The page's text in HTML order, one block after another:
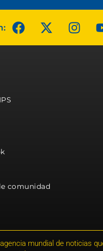
comunidad
mundial de noticias